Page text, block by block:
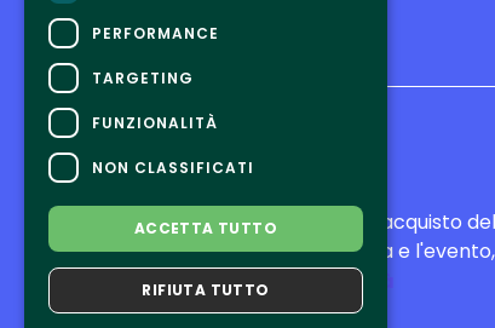
Per informazioni e supporto all'acquisto
Per informazioni sul programma e
Dichiarazione di accessibilità
PERFORMANCE
TARGETING
FUNZIONALITÀ
NON CLASSIFICATI
ACCETTA TUTTO
RIFIUTA TUTTO